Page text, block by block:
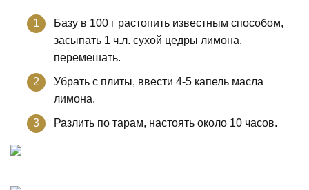
Базу в 100 г растопить известным способом,
засыпать 1 ч.л. сухой цедры лимона,
перемешать.
Убрать с плиты, ввести 4-5 капель масла
лимона.
Разлить по тарам, настоять около 10 часов.